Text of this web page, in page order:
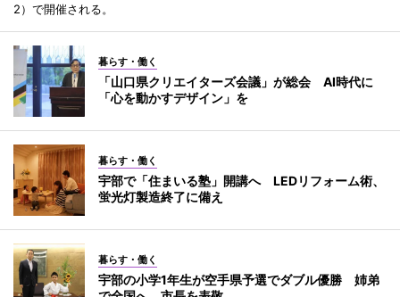
2）で開催される。
暮らす・働く
「山口県クリエイターズ会議」が総会 AI時代に
「心を動かすデザイン」を
暮らす・働く
宇部で「住まいる塾」開講へ LEDリフォーム術、
蛍光灯製造終了に備え
暮らす・働く
宇部の小学1年生が空手県予選でダブル優勝 姉弟